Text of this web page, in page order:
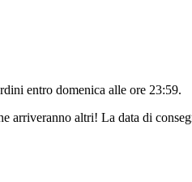
entro domenica alle ore 23:59.
arriveranno altri! La data di